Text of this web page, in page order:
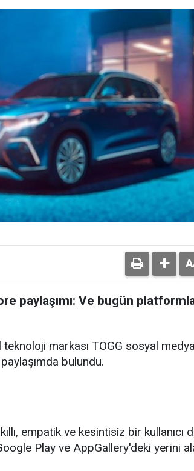
paylaşımı: Ve bugün
markası TOGG sosyal
bulundu.
empatik ve kesintisiz bir kullanıcı
Play ve AppGallery'deki yerini